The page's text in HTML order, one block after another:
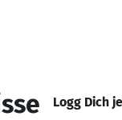
Logg Dich